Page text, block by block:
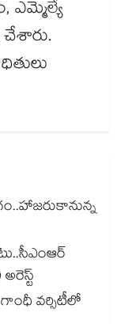
ఎమ్మెల్యే
వర్సిటీలో